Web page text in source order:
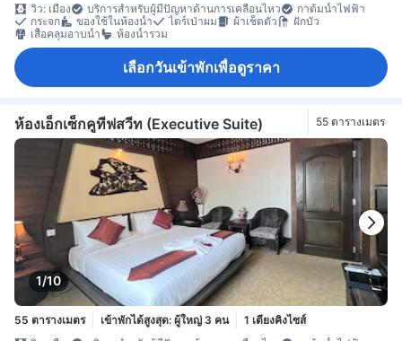
วิว: เมือง
บริการสำหรับผู้มีปัญหาด้านการเคลื่อนไหว
กาต้มน้ำไฟฟ้า
กระจก
ของใช้ในห้องน้ำ ไดร์เป่าผม ผ้าเช็ดตัว
ฝักบัว
เสื้อคลุมอาบน้ำ
ห้องน้ำรวม
เลือกวันเข้าพักเพื่อดูราคา
ห้องเอ็กเซ็กคูทีฟสวีท (Executive Suite) 55 ตารางเมตร
1/10
55 ตารางเมตร เข้าพักได้สูงสุด: ผู้ใหญ่ 3 คน
1 เตียงคิงไซส์